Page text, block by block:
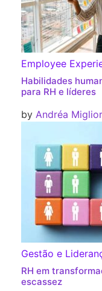
Employee
Habilidades
para RH e líderes
by Andréa
Gestão e
RH em
escassez